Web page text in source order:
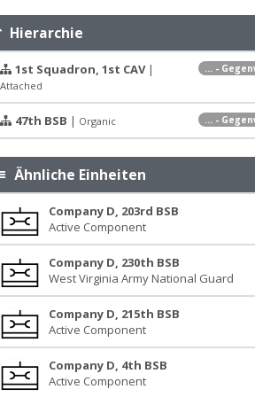
Hierarchie
... -
1st Squadron, 1st CAV|
Attached
... -
47th BSB | Organic
Ähnliche Einheiten
Company D, 203rd BSB
Active Component
Company D, 230th BSB
West Virginia Army National Guard
Company D, 215th BSB
Active Component
Company D, 4th BSB
Active Component